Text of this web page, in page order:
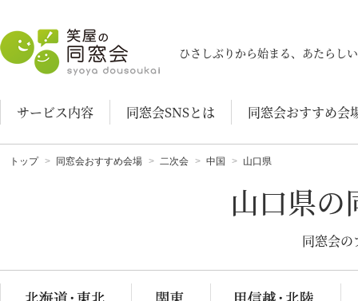
笑屋の同窓会
ひさしぶりから始まる、あたらし
サービス内容 同窓会SNSとは 同窓会おすすめ会
トップ 同窓会おすすめ会場 二次会 中国 山口県
山口県の
同窓会の